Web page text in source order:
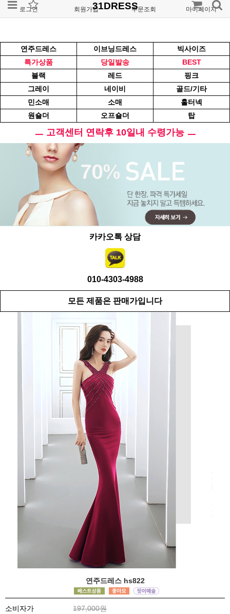
로그인 회원가입 주문조회 마이페이지
31DRESS
연주드레스 이브닝드레스
빅사이즈
특가상품
당일발송
BEST
블랙
레드
핑크
그레이
네이비
골드/기타
민소매
소매
홀터넥
원숄더
오프숄더 탑
ㅡ 고객센터 연락후 10일내 수령가능 ㅡ
카카오톡 상담
010-4303-4988
모든 제품은 판매가입니다
연주드레스 hs822
소비자가
197,000원